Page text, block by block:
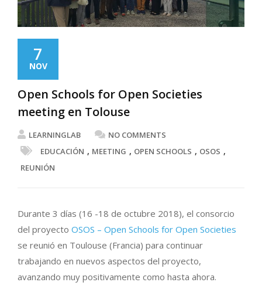
7
NOV
Open Schools for Open Societies
meeting en Tolouse
LEARNINGLAB
NO COMMENTS
EDUCACIÓN , MEETING , OPEN SCHOOLS , OSOS ,
REUNIÓN
Durante 3 días (16 -18 de octubre 2018), el consorcio
del proyecto OSOS – Open Schools for Open Societies
se reunió en Toulouse (Francia) para continuar
trabajando en nuevos aspectos del proyecto,
avanzando muy positivamente como hasta ahora.